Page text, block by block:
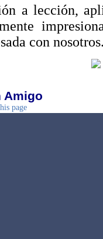
a lección,
con
Amigo
page